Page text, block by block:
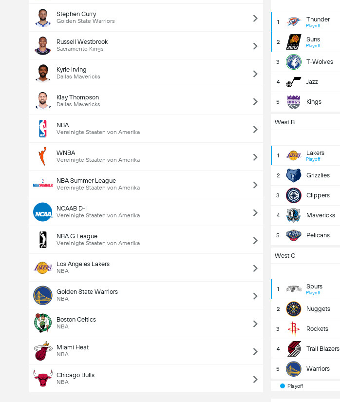
Stephen Curry
Golden State Warriors
Russell Westbrook
Sacramento Kings
Kyrie Irving
Dallas Mavericks
Klay Thompson
Dallas Mavericks
NBA
Vereinigte Staaten von Amerika
WNBA
Vereinigte Staaten von Amerika
NBA Summer League
Vereinigte Staaten von Amerika
NCAAB D-I
Vereinigte Staaten von Amerika
NBA G League
Vereinigte Staaten von Amerika
Los Angeles Lakers
NBA
Golden State Warriors
NBA
Boston Celtics
NBA
Miami Heat
NBA
Chicago Bulls
NBA
1 Thunder
Playoff
2 Suns
Playoff
3 T-Wolves
4 Jazz
5 Kings
West B
1 Lakers
Playoff
2 Grizzlies
3 Clippers
4 Mavericks
5 Pelicans
West C
1 Spurs
Playoff
2 Nuggets
3 Rockets
4 Trail Blazers
5 Warriors
Playoff